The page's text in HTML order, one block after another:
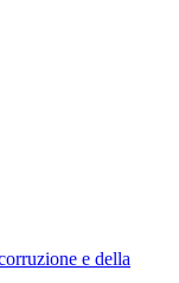
e della